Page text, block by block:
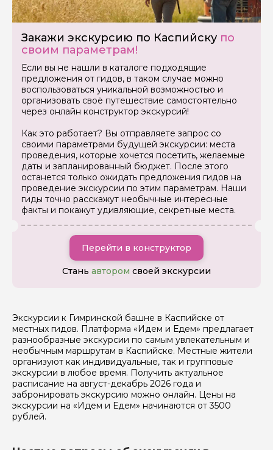
Закажи экскурсию по Каспийску по
своим параметрам!
Если вы не нашли в каталоге подходящие
предложения от гидов, в таком случае можно
воспользоваться уникальной возможностью и
организовать своё путешествие самостоятельно
через онлайн конструктор экскурсий!
Как это работает? Вы отправляете запрос со
своими параметрами будущей экскурсии: места
проведения, которые хочется посетить, желаемые
даты и запланированный бюджет. После этого
останется только ожидать предложения гидов на
проведение экскурсии по этим параметрам. Наши
гиды точно расскажут необычные интересные
факты и покажут удивляющие, секретные места.
Перейти в конструктор
Стань автором своей экскурсии
Экскурсии к Гимринской башне в Каспийске от
местных гидов. Платформа «Идем и Едем» предлагает
разнообразные экскурсии по самым увлекательным и
необычным маршрутам в Каспийске. Местные жители
организуют как индивидуальные, так и групповые
экскурсии в любое время. Получить актуальное
расписание на август-декабрь 2026 года и
забронировать экскурсию можно онлайн. Цены на
экскурсии на «Идем и Едем» начинаются от 3500
рублей.
Задайте свой вопрос гиду
Как вас зовут
Вопросы и комментарии
Если у вас есть интересующие вопросы, можете их
задать